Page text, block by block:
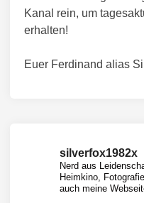
Kanal rein, um
erhalten!
Euer Ferdinand alias
silverfox1982x
Nerd aus
Heimkino,
auch meine